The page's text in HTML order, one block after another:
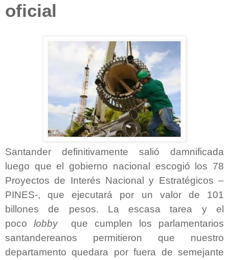
oficial
Santander definitivamente salió damnificada
luego que el gobierno nacional escogió los 78
Proyectos de Interés Nacional y Estratégicos –
PINES-, que ejecutará por un valor de 101
billones de pesos. La escasa tarea y el
poco
lobby
que cumplen los parlamentarios
santandereanos permitieron que nuestro
departamento quedara por fuera de semejante